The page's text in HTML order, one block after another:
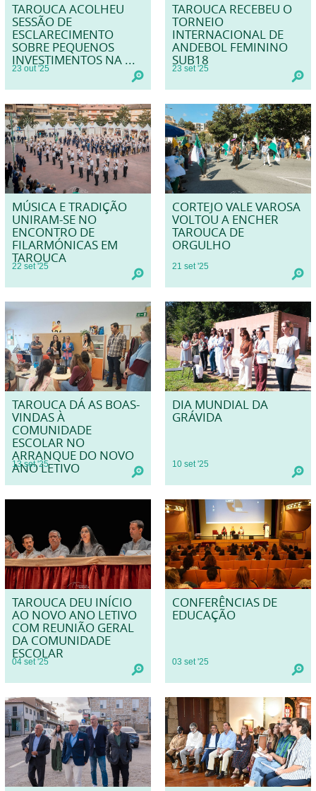
TAROUCA ACOLHEU
SESSÃO DE
ESCLARECIMENTO
SOBRE PEQUENOS
INVESTIMENTOS NA ...
23 out '25
TAROUCA RECEBEU O
TORNEIO
INTERNACIONAL DE
ANDEBOL FEMININO
SUB18
23 set '25
MÚSICA E TRADIÇÃO
UNIRAM-SE NO
ENCONTRO DE
FILARMÓNICAS EM
TAROUCA
22 set '25
CORTEJO VALE VAROSA
VOLTOU A ENCHER
TAROUCA DE
ORGULHO
21 set '25
TAROUCA DÁ AS BOAS-
VINDAS À
COMUNIDADE
ESCOLAR NO
ARRANQUE DO NOVO
ANO LETIVO
13 set '25
DIA MUNDIAL DA
GRÁVIDA
10 set '25
TAROUCA DEU INÍCIO
AO NOVO ANO LETIVO
COM REUNIÃO GERAL
DA COMUNIDADE
ESCOLAR
04 set '25
CONFERÊNCIAS DE
EDUCAÇÃO
03 set '25